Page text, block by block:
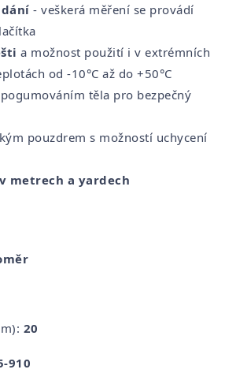
- veškerá měření se provádí
a možnost použití i v extrémních
od -10°C až do +50°C
těla pro bezpečný
pouzdrem s možností uchycení
metrech a yardech
20
910